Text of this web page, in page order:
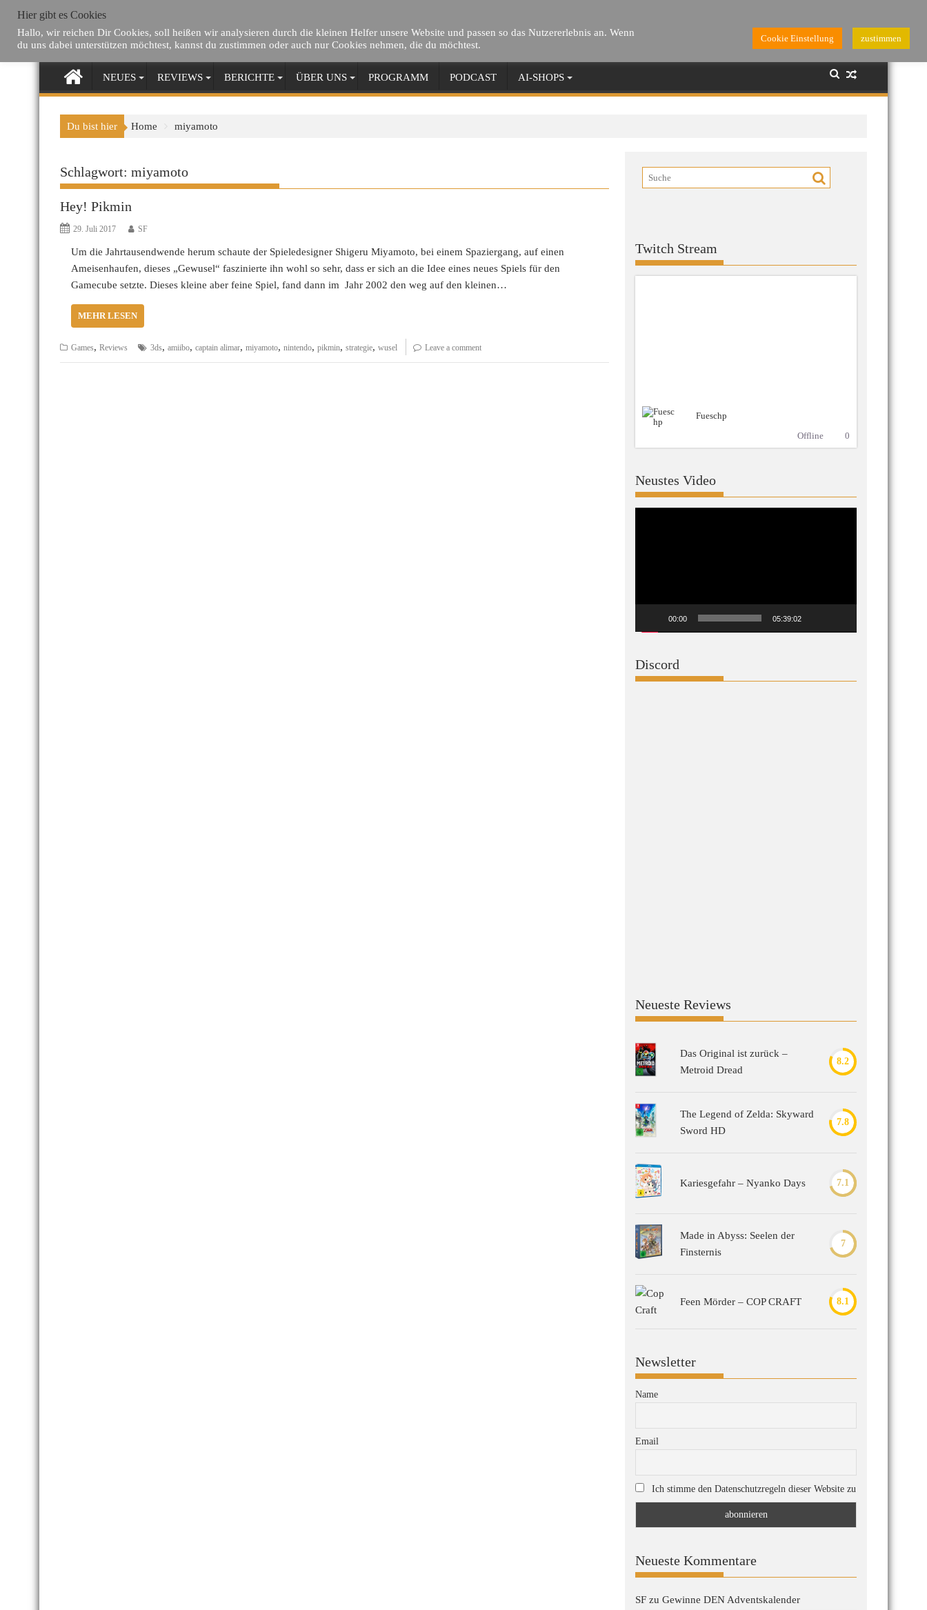
to
content
letzte Beiträge
NEUES REVIEWS BERICHTE ÜBER UNS PROGRAMM PODCAST AI-SHOPS
Du bist hier Home miyamoto
Schlagwort: miyamoto
Hey! Pikmin
29. Juli 2017 SF
Um die Jahrtausendwende herum schaute der Spieledesigner Shigeru Miyamoto, bei einem Spaziergang, auf einen
Ameisenhaufen, dieses „Gewusel“ faszinierte ihn wohl so sehr, dass er sich an die Idee eines neues Spiels für den
Gamecube setzte. Dieses kleine aber feine Spiel, fand dann im Jahr 2002 den weg auf den kleinen…
MEHR LESEN
Games, Reviews 3ds, amiibo, captain alimar, miyamoto, nintendo, pikmin, strategie, wusel Leave a comment
Twitch Stream
Fueschp
Offline
0
Neustes Video
00:00 05:39:02
Discord
Neueste Reviews
Das Original ist zurück –
Metroid Dread
8.2
The Legend of Zelda: Skyward
Sword HD
7.8
Kariesgefahr – Nyanko Days 7.1
Made in Abyss: Seelen der
Finsternis
7
Feen Mörder – COP CRAFT 8.1
Newsletter
Name
Email
Ich stimme den Datenschutzregeln dieser Website zu
Neueste Kommentare
SF zu Gewinne DEN Adventskalender
Hier gibt es Cookies
Hallo, wir reichen Dir Cookies, soll heißen wir analysieren durch die kleinen Helfer unsere Website und passen so das Nutzererlebnis an. Wenn
du uns dabei unterstützen möchtest, kannst du zustimmen oder auch nur Cookies nehmen, die du möchtest.
Cookie Einstellung zustimmen